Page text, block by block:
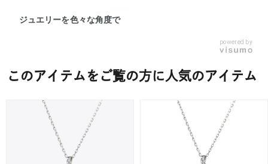
ジュエリーを色々な角度で
powered by
このアイテムをご覧の方に人気のアイテム